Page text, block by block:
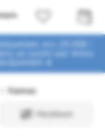
virs 29,90€ !
un uzzini par mūsu
Kannas
Filtri/Atlasīt